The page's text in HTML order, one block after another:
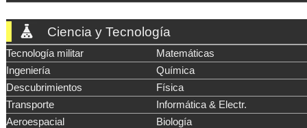
Ciencia y Tecnología
Tecnología militar
Matemáticas
Ingeniería
Química
Descubrimientos
Física
Transporte
Informática & Electr.
Aeroespacial
Biología